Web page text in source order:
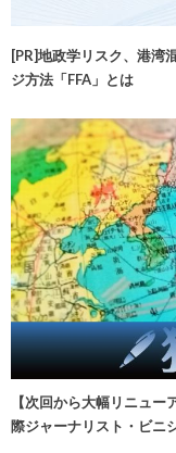
[PR]地政学リスク、港湾
ジ方法「FFA」とは
【次回から大幅リニュ
際ジャーナリスト・ビニ